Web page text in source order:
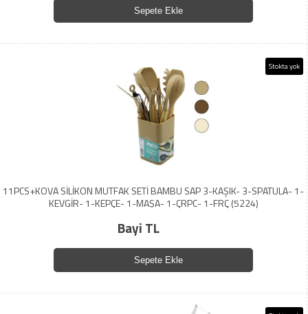
Sepete Ekle
Stokta yok
11PCS+KOVA SİLİKON MUTFAK SETİ BAMBU SAP 3-KAŞIK- 3-SPATULA- 1-
KEVGİR- 1-KEPÇE- 1-MAŞA- 1-ÇRPC- 1-FRÇ (5224)
Bayi TL
Sepete Ekle